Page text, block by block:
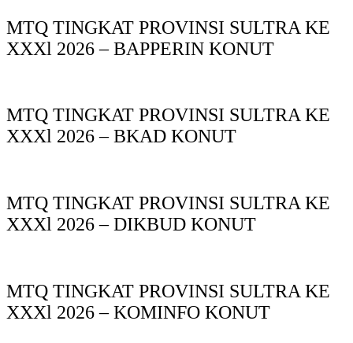
MTQ TINGKAT PROVINSI SULTRA KE
XXXl 2026 – BAPPERIN KONUT
MTQ TINGKAT PROVINSI SULTRA KE
XXXl 2026 – BKAD KONUT
MTQ TINGKAT PROVINSI SULTRA KE
XXXl 2026 – DIKBUD KONUT
MTQ TINGKAT PROVINSI SULTRA KE
XXXl 2026 – KOMINFO KONUT